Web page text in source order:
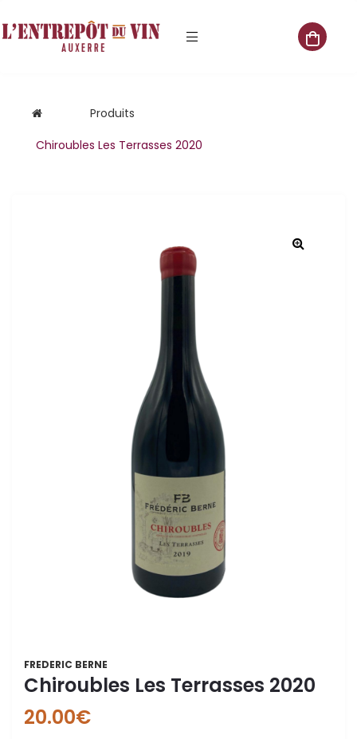
Produits
Chiroubles Les Terrasses 2020
FREDERIC BERNE
Chiroubles Les Terrasses 2020
20.00€